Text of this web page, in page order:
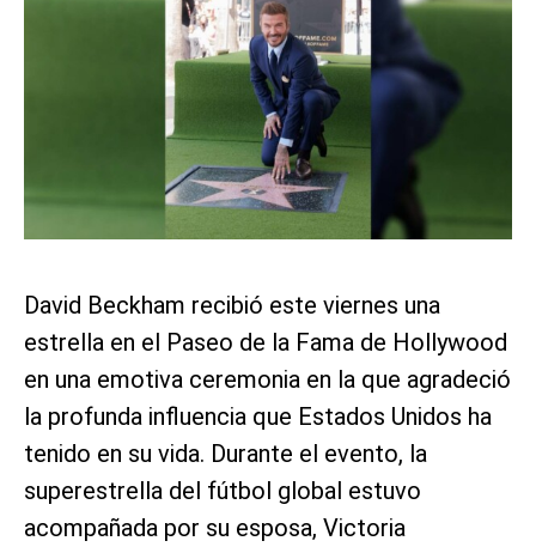
David Beckham recibió este viernes una
estrella en el Paseo de la Fama de Hollywood
en una emotiva ceremonia en la que agradeció
la profunda influencia que Estados Unidos ha
tenido en su vida. Durante el evento, la
superestrella del fútbol global estuvo
acompañada por su esposa, Victoria